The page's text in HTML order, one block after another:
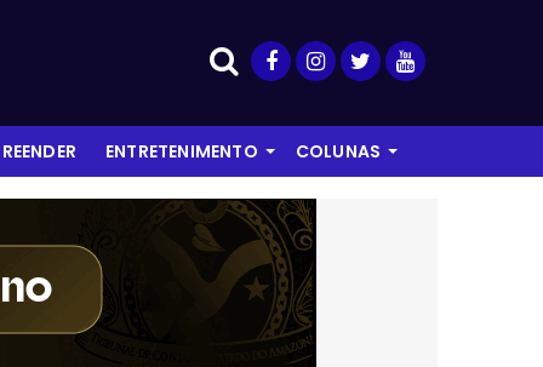
ENTRETENIMENTO COLUNAS